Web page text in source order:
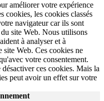
améliorer votre expérience
cookies, les cookies classés
navigateur car ils sont
site Web. Nous utilisons
à analyser et à
site Web. Ces cookies ne
votre consentement.
ces cookies. Mais la
peut avoir un effet sur votre